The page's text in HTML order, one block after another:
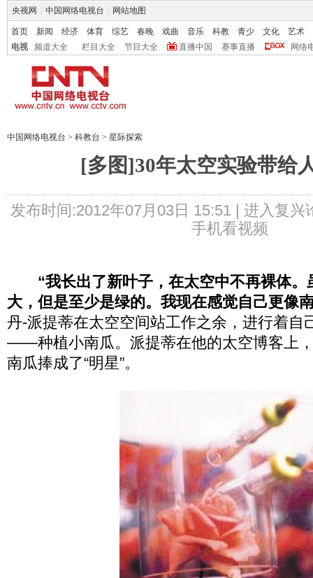
央视网 中国网络电视台 网站地图
首页 新闻 经济 体育 综艺 春晚 戏曲 音乐 科教 青少 文化
艺术
电视
频道大全 栏目大全 节目大全 直播中国 赛事直播 网络
中国网络电视台 > 科教台 > 星际探索
[多图]30年太空实验带给
发布时间:2012年07月03日 15:51 | 进入复兴
手机看视频
“我长出了新叶子，在太空中不再裸体
大，但是至少是绿的。我现在感觉自己更像
丹-派提蒂在太空空间站工作之余，进行着自
——种植小南瓜。派提蒂在他的太空博客上
南瓜捧成了“明星”。